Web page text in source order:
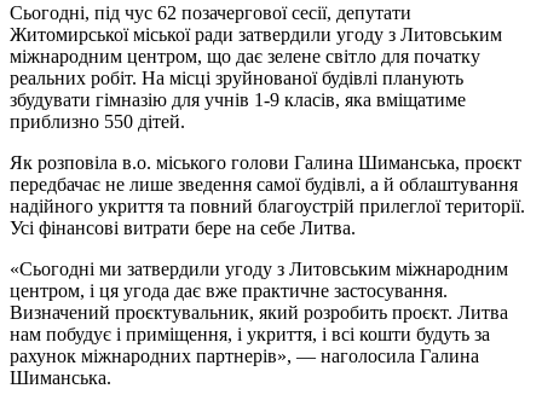
Сьогодні, під чус 62 позачергової сесії, депутати
Житомирської міської ради затвердили угоду з Литовським
міжнародним центром, що дає зелене світло для початку
реальних робіт. На місці зруйнованої будівлі планують
збудувати гімназію для учнів 1-9 класів, яка вміщатиме
приблизно 550 дітей.
Як розповіла в.о. міського голови Галина Шиманська, проєкт
передбачає не лише зведення самої будівлі, а й облаштування
надійного укриття та повний благоустрій прилеглої території.
Усі фінансові витрати бере на себе Литва.
«Сьогодні ми затвердили угоду з Литовським міжнародним
центром, і ця угода дає вже практичне застосування.
Визначений проєктувальник, який розробить проєкт. Литва
нам побудує і приміщення, і укриття, і всі кошти будуть за
рахунок міжнародних партнерів», — наголосила Галина
Шиманська.